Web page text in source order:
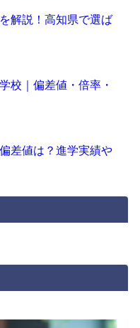
解説！高知県で選ば
校｜偏差値・倍率・
差値は？進学実績や